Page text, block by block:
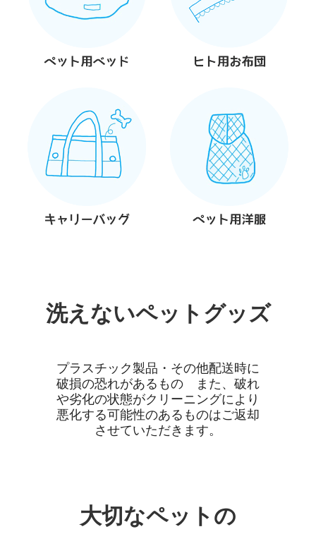
洗えないペットグッズ
プラスチック製品・その他配送時に
破損の恐れがあるもの また、破れ
や劣化の状態がクリーニングにより
悪化する可能性のあるものはご返却
させていただきます。
大切なペットの